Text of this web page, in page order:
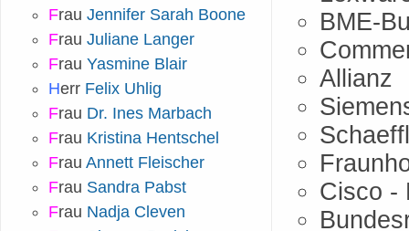
BME-
Allianz
Cisco -
Frau Jennifer Sarah Boone
Frau Juliane Langer
Frau Yasmine Blair
Herr Felix Uhlig
Frau Dr. Ines Marbach
Frau Kristina Hentschel
Frau Annett Fleischer
Frau Sandra Pabst
Frau Nadja Cleven